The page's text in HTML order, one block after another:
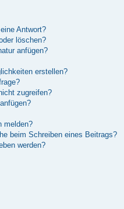
Antwort?
löschen?
anfügen?
erstellen?
zugreifen?
melden?
beim Schreiben eines Beitrags?
werden?